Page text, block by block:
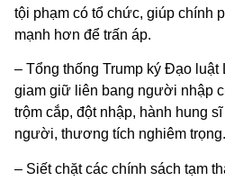
tội phạm có tổ chức, giúp chính
mạnh hơn để trấn áp.
– Tổng thống Trump ký Đạo luật
giam giữ liên bang người nhập
trộm cắp, đột nhập, hành hung
người, thương tích nghiêm trọng.
– Siết chặt các chính sách tạm